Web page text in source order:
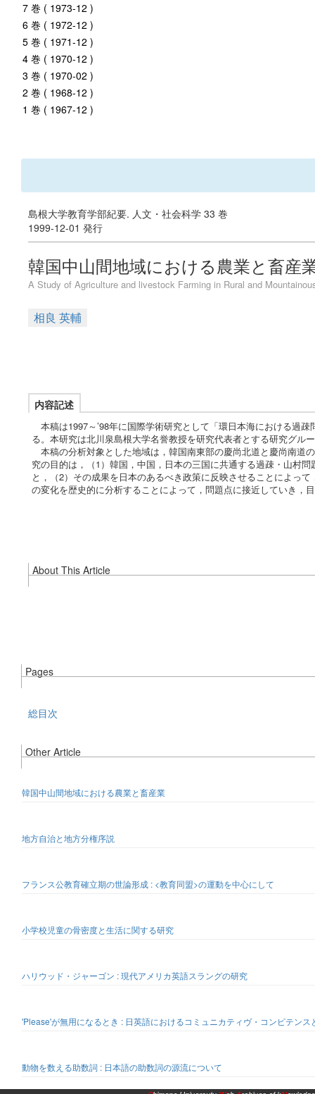
7 巻 ( 1973-12 )
6 巻 ( 1972-12 )
5 巻 ( 1971-12 )
4 巻 ( 1970-12 )
3 巻 ( 1970-02 )
2 巻 ( 1968-12 )
1 巻 ( 1967-12 )
島根大学教育学部紀要. 人文・社会科学 33 巻
1999-12-01 発行
韓国中山間地域における農業と畜産
A Study of Agriculture and livestock Farming in Rural and
相良 英輔
内容記述
本稿は1997～’98年に国際学術研究として「環日本海における過
る。本研究は北川泉島根大学名誉教授を研究代表者とする研究グ
本稿の分析対象とした地域は，韓国南東部の慶尚北道と慶尚南道
究の目的は，（1）韓国，中国，日本の三国に共通する過疎・山村
と，（2）その成果を日本のあるべき政策に反映させることによっ
の変化を歴史的に分析することによって，問題点に接近していき，
About This Article
Pages
総目次
Other Article
韓国中山間地域における農業と畜産業
地方自治と地方分権序説
フランス公教育確立期の世論形成 : <教育同盟>の運動を中心にして
小学校児童の骨密度と生活に関する研究
ハリウッド・ジャーゴン : 現代アメリカ英語スラングの研究
'Please'が無用になるとき : 日英語におけるコミュニカティヴ・コンピテンス
動物を数える助数詞 : 日本語の助数詞の源流について